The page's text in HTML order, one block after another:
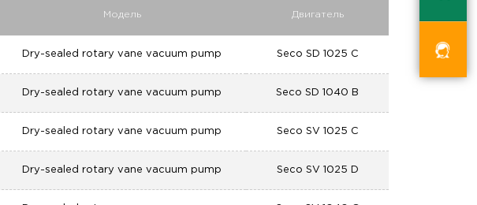
Модель Двигатель
Dry-sealed rotary vane vacuum pump Seco SD 1025 C
Dry-sealed rotary vane vacuum pump Seco SD 1040 B
Dry-sealed rotary vane vacuum pump Seco SV 1025 C
Dry-sealed rotary vane vacuum pump Seco SV 1025 D